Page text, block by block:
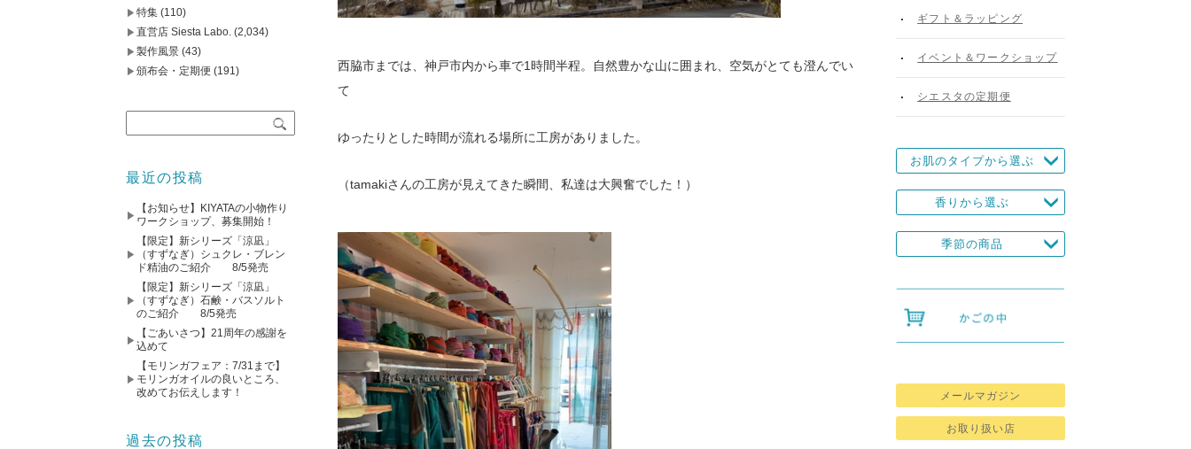
西脇市までは、神戸市内から車で1時間半程。自然豊かな山に囲まれ、空気がとても澄んでい
て
ゆったりとした時間が流れる場所に工房がありました。
（tamakiさんの工房が見えてきた瞬間、私達は大興奮でした！）
特集 (110)
直営店 Siesta Labo. (2,034)
製作風景 (43)
頒布会・定期便 (191)
最近の投稿
【お知らせ】KIYATAの小物作り
ワークショップ、募集開始！
【限定】新シリーズ「涼凪」
（すずなぎ）シュクレ・ブレン
ド精油のご紹介 8/5発売
【限定】新シリーズ「涼凪」
（すずなぎ）石鹸・バスソルト
のご紹介 8/5発売
【ごあいさつ】21周年の感謝を
込めて
【モリンガフェア：7/31まで】
モリンガオイルの良いところ、
改めてお伝えします！
過去の投稿
ギフト＆ラッピング
イベント＆ワークショップ
シエスタの定期便
お肌のタイプから選ぶ
香りから選ぶ
季節の商品
メールマガジン
お取り扱い店